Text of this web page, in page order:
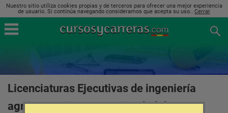
Nuestro sitio utiliza cookies propias y de terceros para ofrecer una mejor experiencia
de usuario. Si continúa navegando consideramos que acepta su uso.. Cerrar
Licenciaturas Ejecutivas de ingeniería
agropecuaria en San Cristóbal de La